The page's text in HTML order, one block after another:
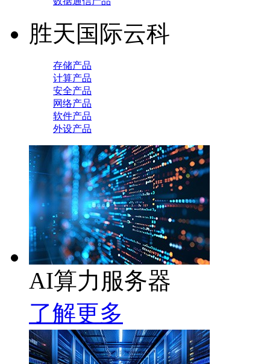
胜天国际云科
存储产品
计算产品
安全产品
网络产品
软件产品
外设产品
AI算力服务器
了解更多